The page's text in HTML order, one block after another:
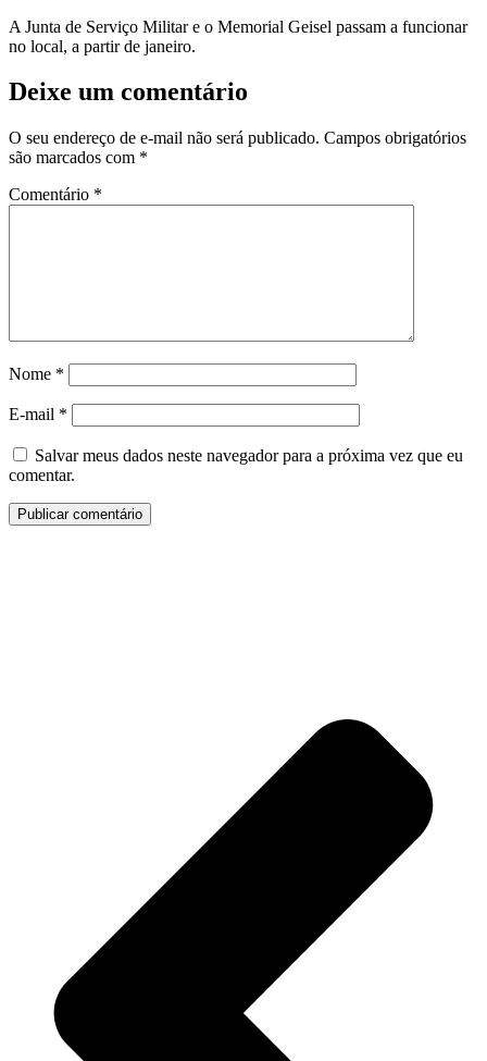
A Junta de Serviço Militar e o Memorial Geisel passam a funcionar
no local, a partir de janeiro.
Deixe um comentário
O seu endereço de e-mail não será publicado. Campos obrigatórios
são marcados com *
Comentário *
Nome *
E-mail *
Salvar meus dados neste navegador para a próxima vez que eu
comentar.